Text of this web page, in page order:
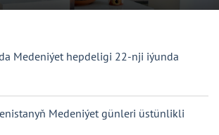
Medeniýet hepdeligi 22-nji iýunda
Medeniýet günleri üstünlikli